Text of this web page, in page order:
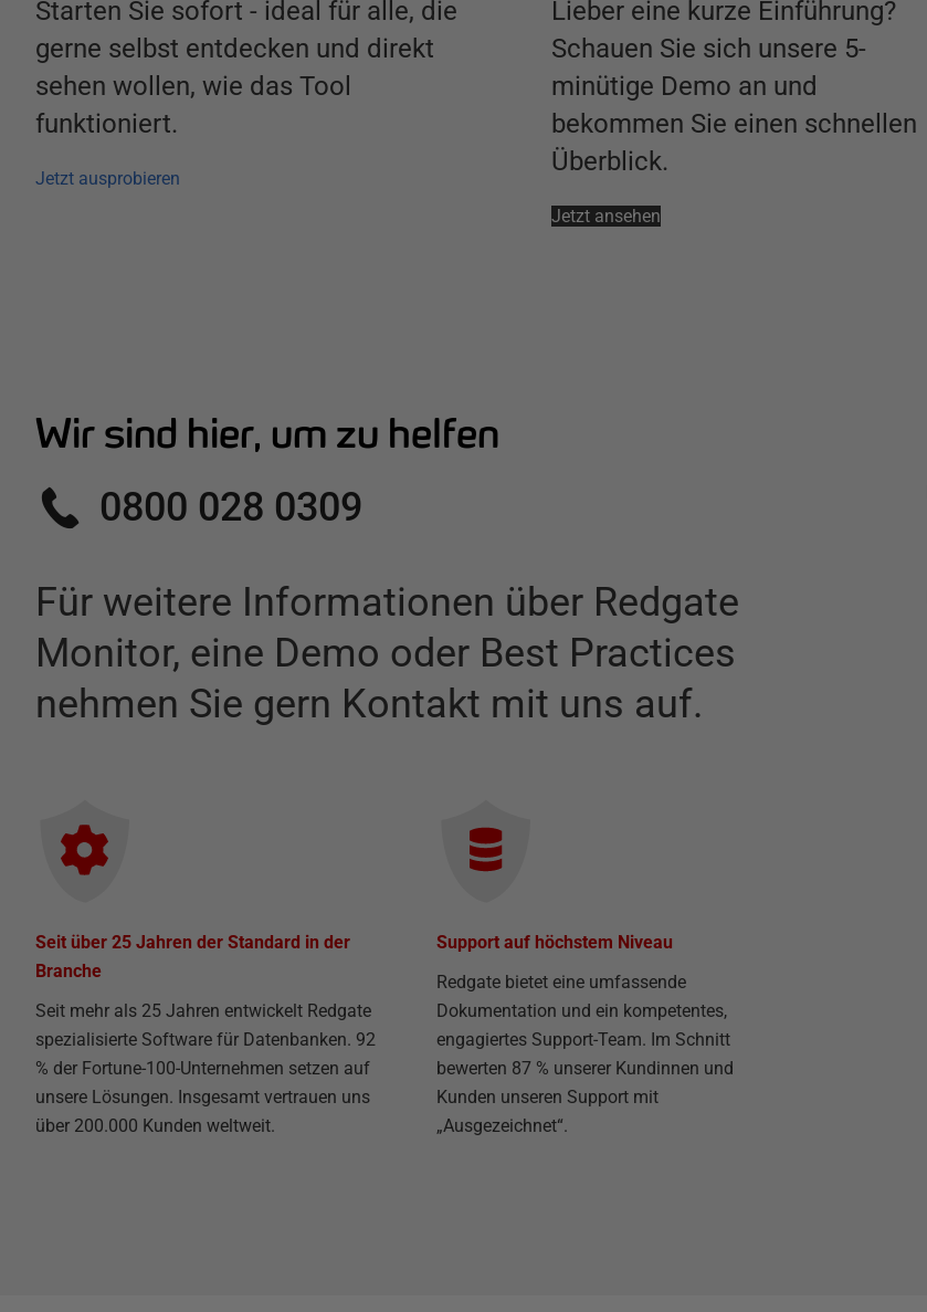
Starten Sie sofort - ideal für alle, die
gerne selbst entdecken und direkt
sehen wollen, wie das Tool
funktioniert.
Jetzt ausprobieren
Lieber eine kurze Einführung?
Schauen Sie sich unsere 5-
minütige Demo an und
bekommen Sie einen schnellen
Überblick.
Jetzt ansehen
Wir sind hier, um zu helfen
0800 028 0309
Für weitere Informationen über Redgate
Monitor, eine Demo oder Best Practices
nehmen Sie gern Kontakt mit uns auf.
Seit über 25 Jahren der Standard in der
Branche
Seit mehr als 25 Jahren entwickelt Redgate
spezialisierte Software für Datenbanken. 92
% der Fortune-100-Unternehmen setzen auf
unsere Lösungen. Insgesamt vertrauen uns
über 200.000 Kunden weltweit.
Support auf höchstem Niveau
Redgate bietet eine umfassende
Dokumentation und ein kompetentes,
engagiertes Support-Team. Im Schnitt
bewerten 87 % unserer Kundinnen und
Kunden unseren Support mit
„Ausgezeichnet“.